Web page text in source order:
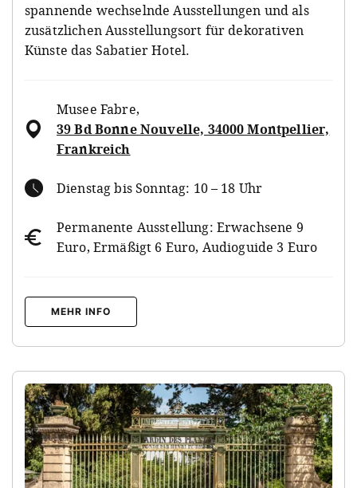
spannende wechselnde Ausstellungen und als
zusätzlichen Ausstellungsort für dekorativen
Künste das Sabatier Hotel.
Musee Fabre,
39 Bd Bonne Nouvelle, 34000 Montpellier,
Frankreich
Dienstag bis Sonntag: 10 – 18 Uhr
Permanente Ausstellung: Erwachsene 9
Euro, Ermäßigt 6 Euro, Audioguide 3 Euro
MEHR INFO